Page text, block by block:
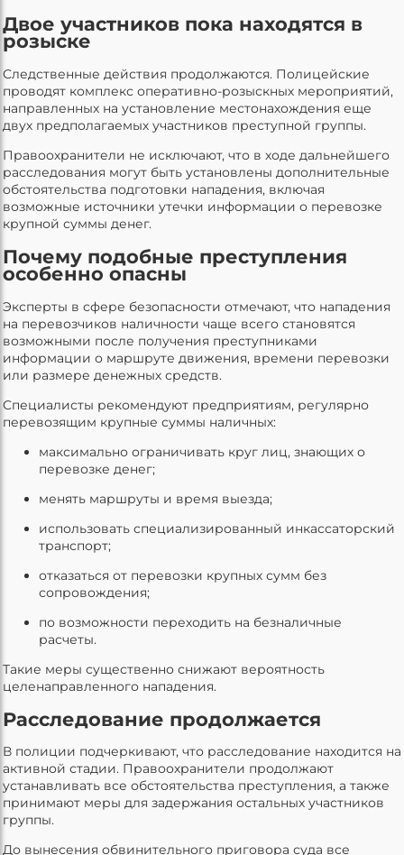
Двое участников пока находятся в
розыске
Следственные действия продолжаются. Полицейские
проводят комплекс оперативно-розыскных мероприятий,
направленных на установление местонахождения еще
двух предполагаемых участников преступной группы.
Правоохранители не исключают, что в ходе дальнейшего
расследования могут быть установлены дополнительные
обстоятельства подготовки нападения, включая
возможные источники утечки информации о перевозке
крупной суммы денег.
Почему подобные преступления
особенно опасны
Эксперты в сфере безопасности отмечают, что нападения
на перевозчиков наличности чаще всего становятся
возможными после получения преступниками
информации о маршруте движения, времени перевозки
или размере денежных средств.
Специалисты рекомендуют предприятиям, регулярно
перевозящим крупные суммы наличных:
максимально ограничивать круг лиц, знающих о
перевозке денег;
менять маршруты и время выезда;
использовать специализированный инкассаторский
транспорт;
отказаться от перевозки крупных сумм без
сопровождения;
по возможности переходить на безналичные
расчеты.
Такие меры существенно снижают вероятность
целенаправленного нападения.
Расследование продолжается
В полиции подчеркивают, что расследование находится на
активной стадии. Правоохранители продолжают
устанавливать все обстоятельства преступления, а также
принимают меры для задержания остальных участников
группы.
До вынесения обвинительного приговора суда все